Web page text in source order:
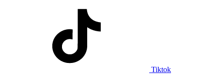
Tiktok